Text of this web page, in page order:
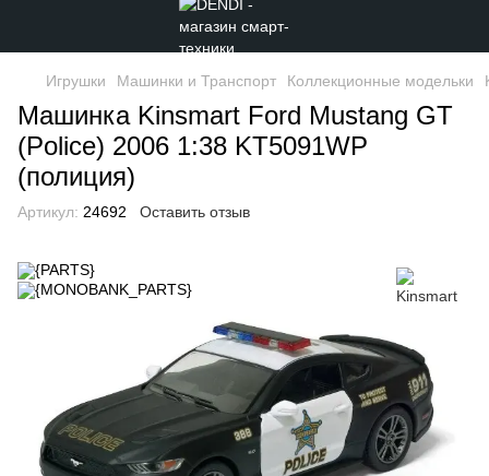
Игрушки Машинки и Транспорт Коллекционные модельки
Машинка Kinsmart Ford Mustang GT
(Police) 2006 1:38 KT5091WP
(полиция)
Артикул: 24692 Оставить отзыв